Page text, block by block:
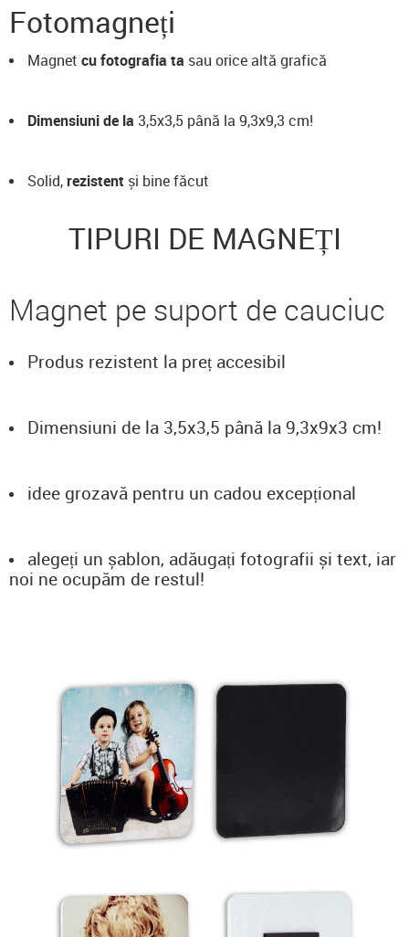
Fotomagneți
Magnet cu fotografia ta sau orice altă grafică
Dimensiuni de la 3,5x3,5 până la 9,3x9,3 cm!
Solid,rezistent și bine făcut
TIPURI DE MAGNEȚI
Magnet pe suport de cauciuc
Produs rezistent la preț accesibil
Dimensiuni de la 3,5x3,5 până la 9,3x9x3 cm!
idee grozavă pentru un cadou excepțional
alegeți un șablon, adăugați fotografii și text, iar
noi ne ocupăm de restul!